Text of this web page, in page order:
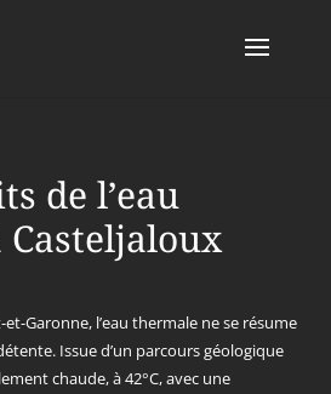
de l’eau
Garonne, l’eau thermale ne se résume
Issue d’un parcours géologique
chaude, à 42°C, avec une